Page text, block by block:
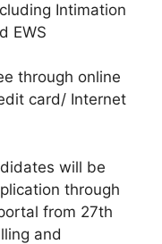
Intimation
EWS
through online
card/ Internet
will be
through
from 27th
and